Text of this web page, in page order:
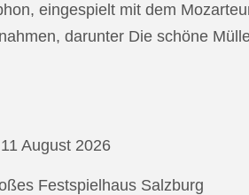
eingespielt mit dem
darunter Die schöne
11 August 2026
Festspielhaus Salzburg